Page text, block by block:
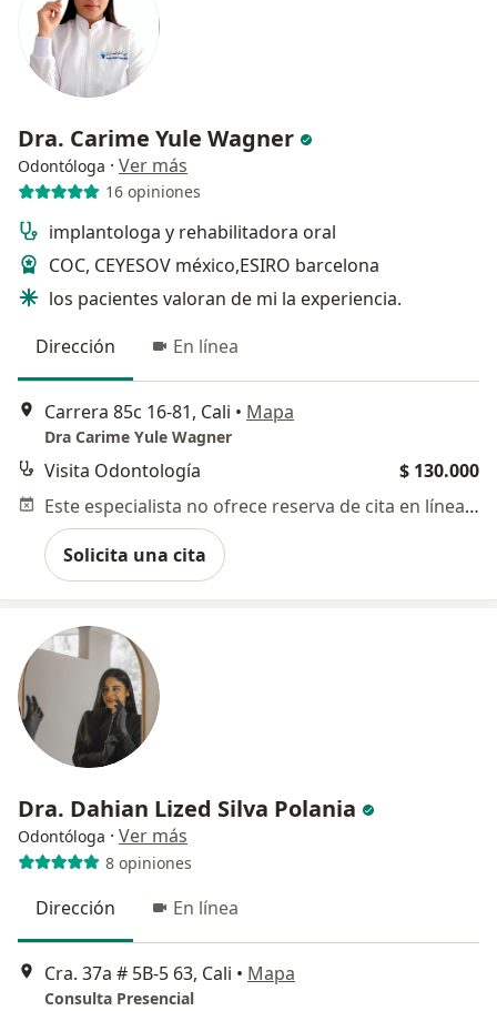
Dra. Carime Yule Wagner
Odontóloga · Ver más
16 opiniones
implantologa y rehabilitadora oral
COC, CEYESOV méxico,ESIRO barcelona
los pacientes valoran de mi la experiencia.
Dirección
En línea
Carrera 85c 16-81, Cali • Mapa
Dra Carime Yule Wagner
Visita Odontología
$ 130.000
Este especialista no ofrece reserva de cita en línea en esta dirección.
Solicita una cita
Dra. Dahian Lized Silva Polania
Odontóloga · Ver más
8 opiniones
Dirección En línea
Cra. 37a # 5B-5 63, Cali • Mapa
Consulta Presencial